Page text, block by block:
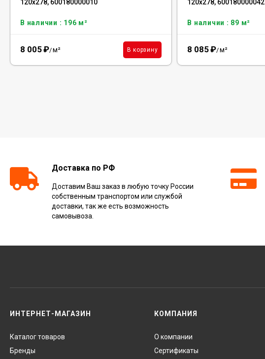
120x278, 600180000010
В наличии : 196 м²
8 005₽/м² В корзину
120x278, 600180000042
В наличии : 89 м²
8 085₽/м²
Доставка по РФ
Доставим Ваш заказ в любую точку России
собственным транспортом или службой
доставки, так же есть возможность
самовывоза.
ИНТЕРНЕТ-МАГАЗИН
Каталог товаров
Бренды
КОМПАНИЯ
О компании
Сертификаты